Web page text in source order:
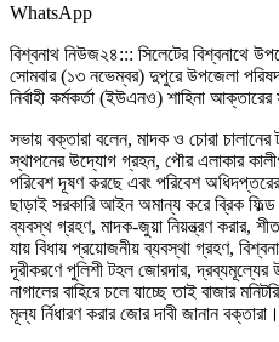
WhatsApp
বিশ্বনাথ নিউজ২৪::: সিলেটের বিশ্বনাথে
সোমবার (১৩ নভেম্বর) দুপুরে উপজেলা
নির্বাহী কর্মকর্তা (ইউএনও) শাহিনা
সভায় বক্তারা বলেন, মাদক ও চোরা চালানের
স্থাপনের উদ্যোগ গ্রহন, পৌর এলাকার
পরিবেশ দূষণ করছে এবং পরিবেশ
ছাড়াই সরকারি আইন অমান্য করে ব্রিক ফিল্ড
ব্যবস্থ গ্রহণ, মাদক-জুয়া নিয়ন্ত্রণ করার,
যায় বিধায় প্রয়োজনীয় ব্যবস্থা গ্রহণ,
দূরীকরণে পুলিশী টহল জোরদার, দ্রব্যমূল্যের
নাগালের বাহিরে চলে যাচ্ছে তাই বাজার
মূল্য র্নিধারণ করার জোর দাবী জানান বক্তারা।